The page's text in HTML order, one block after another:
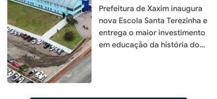
Prefeitura de Xaxim inaugura
nova Escola Santa Terezinha e
entrega o maior investimento
em educação da história do